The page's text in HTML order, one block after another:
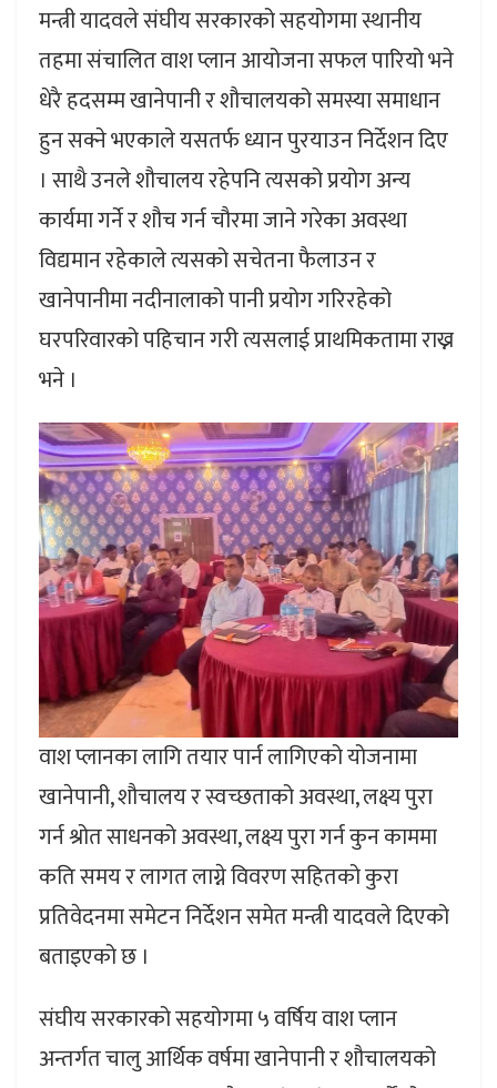
मन्त्री यादवले संघीय सरकारको सहयोगमा स्थानीय
तहमा संचालित वाश प्लान आयोजना सफल पारियो भने
धेरै हदसम्म खानेपानी र शौचालयको समस्या समाधान
हुन सक्ने भएकाले यसतर्फ ध्यान पुरयाउन निर्देशन दिए
। साथै उनले शौचालय रहेपनि त्यसको प्रयोग अन्य
कार्यमा गर्ने र शौच गर्न चौरमा जाने गरेका अवस्था
विद्यमान रहेकाले त्यसको सचेतना फैलाउन र
खानेपानीमा नदीनालाको पानी प्रयोग गरिरहेको
घरपरिवारको पहिचान गरी त्यसलाई प्राथमिकतामा राख्न
भने ।
वाश प्लानका लागि तयार पार्न लागिएको योजनामा
खानेपानी, शौचालय र स्वच्छताको अवस्था, लक्ष्य पुरा
गर्न श्रोत साधनको अवस्था, लक्ष्य पुरा गर्न कुन काममा
कति समय र लागत लाग्ने विवरण सहितको कुरा
प्रतिवेदनमा समेटन निर्देशन समेत मन्त्री यादवले दिएको
बताइएको छ ।
संघीय सरकारको सहयोगमा ५ वर्षिय वाश प्लान
अन्तर्गत चालु आर्थिक वर्षमा खानेपानी र शौचालयको